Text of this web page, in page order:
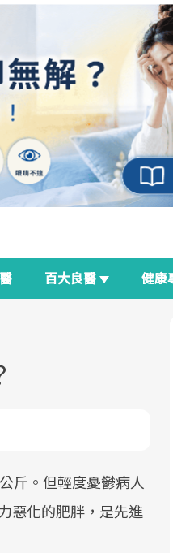
百大良醫 健康
斤。但輕度憂鬱病人
惡化的肥胖，是先進
浪潮，台灣正在快速
的新時代。隨著國家
生活祭體驗「一站式
講座、體驗到運動，
季的身體變化」出
與日常感受的對話，
齡，帶你找到過去、
節點，理解身體的變